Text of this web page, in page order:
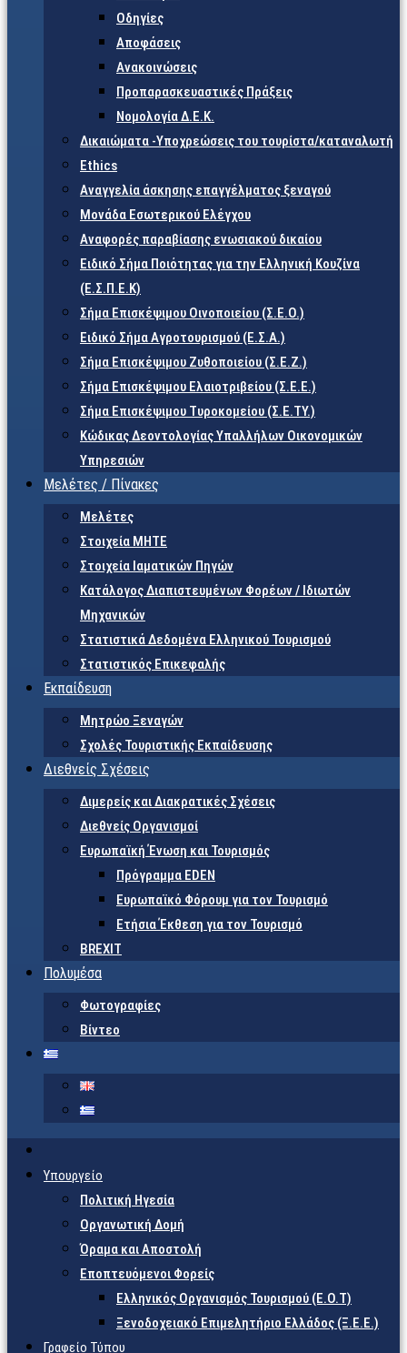
Οδηγίες
Αποφάσεις
Ανακοινώσεις
Προπαρασκευαστικές Πράξεις
Νομολογία Δ.Ε.Κ.
Δικαιώματα -Υποχρεώσεις του τουρίστα/καταναλωτή
Ethics
Αναγγελία άσκησης επαγγέλματος ξεναγού
Μονάδα Εσωτερικού Ελέγχου
Αναφορές παραβίασης ενωσιακού δικαίου
Ειδικό Σήμα Ποιότητας για την Ελληνική Κουζίνα
(Ε.Σ.Π.Ε.Κ)
Σήμα Επισκέψιμου Οινοποιείου (Σ.Ε.Ο.)
Ειδικό Σήμα Αγροτουρισμού (Ε.Σ.Α.)
Σήμα Επισκέψιμου Ζυθοποιείου (Σ.Ε.Ζ.)
Σήμα Επισκέψιμου Ελαιοτριβείου (Σ.Ε.Ε.)
Σήμα Επισκέψιμου Τυροκομείου (Σ.Ε.TY.)
Κώδικας Δεοντολογίας Υπαλλήλων Οικονομικών
Υπηρεσιών
Μελέτες / Πίνακες
Μελέτες
Στοιχεία ΜΗΤΕ
Στοιχεία Ιαματικών Πηγών
Κατάλογος Διαπιστευμένων Φορέων / Ιδιωτών
Μηχανικών
Στατιστικά Δεδομένα Ελληνικού Τουρισμού
Στατιστικός Επικεφαλής
Εκπαίδευση
Μητρώο Ξεναγών
Σχολές Τουριστικής Εκπαίδευσης
Διεθνείς Σχέσεις
Διμερείς και Διακρατικές Σχέσεις
Διεθνείς Οργανισμοί
Ευρωπαϊκή Ένωση και Τουρισμός
Πρόγραμμα EDEN
Ευρωπαϊκό Φόρουμ για τον Τουρισμό
Ετήσια Έκθεση για τον Τουρισμό
BREXIT
Πολυμέσα
Φωτογραφίες
Βίντεο
Υπουργείο
Πολιτική Ηγεσία
Οργανωτική Δομή
Όραμα και Αποστολή
Εποπτευόμενοι Φορείς
Eλληνικός Οργανισμός Τουρισμού (Ε.Ο.Τ)
Ξενοδοχειακό Επιμελητήριο Ελλάδος (Ξ.Ε.Ε.)
Γραφείο Τύπου